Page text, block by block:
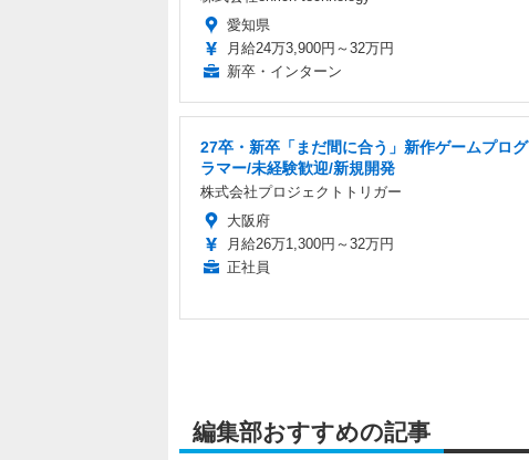
愛知県
月給24万3,900円～32万円
新卒・インターン
27卒・新卒「まだ間に合う」新作ゲームプログ
ラマー/未経験歓迎/新規開発
株式会社プロジェクトトリガー
大阪府
月給26万1,300円～32万円
正社員
編集部おすすめの記事